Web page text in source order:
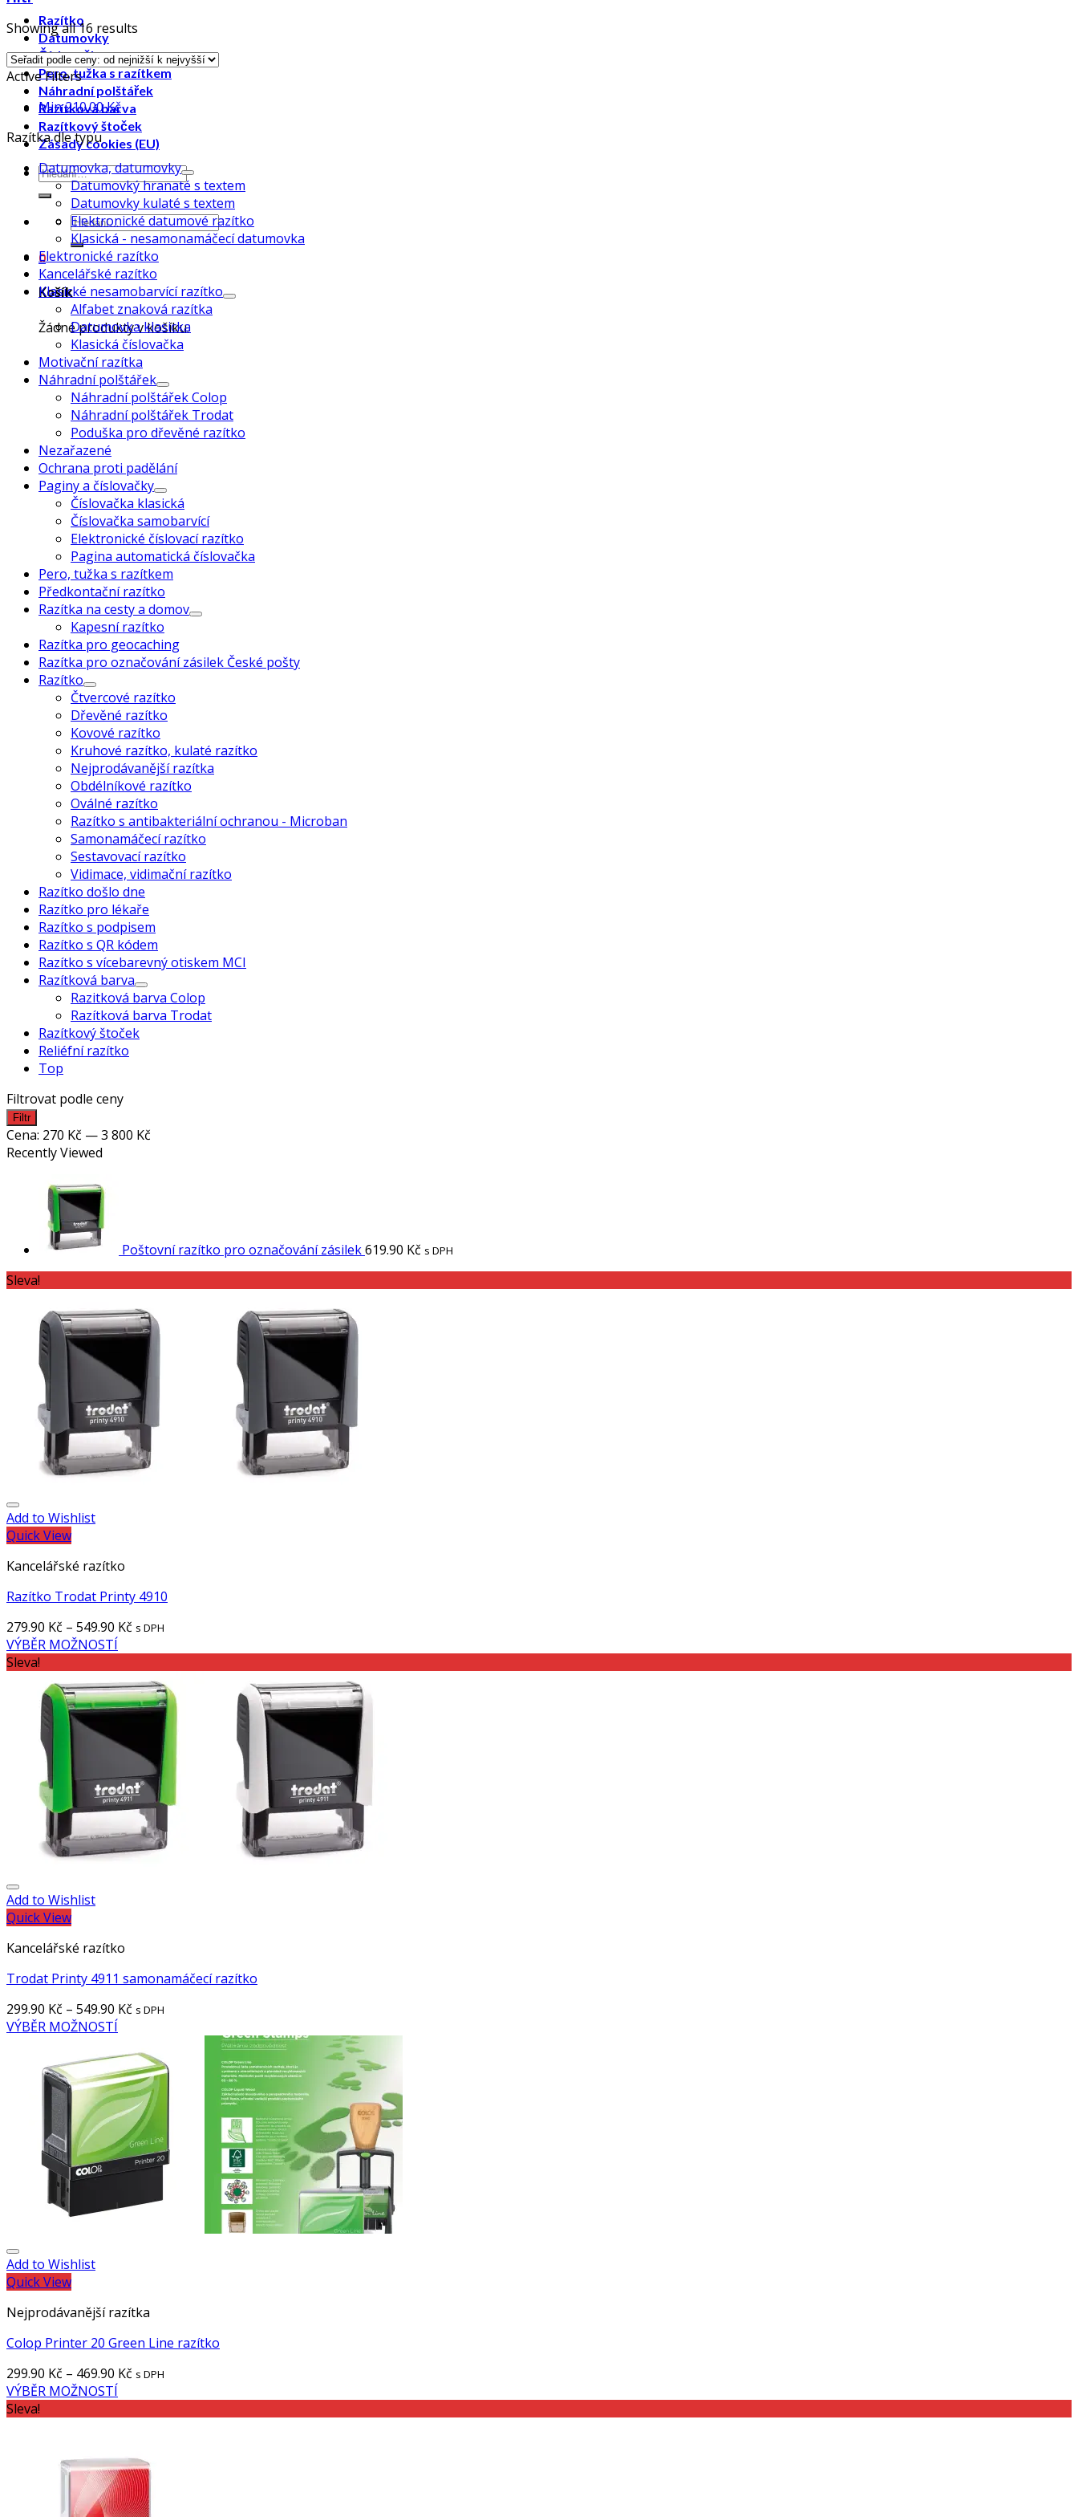
Razítko
Datumovky
Číslovačky
Pero, tužka s razítkem
Náhradní polštářek
Razítková barva
Razítkový štoček
Zásady cookies (EU)
0
Košík
Žádné produkty v košíku.
Showing all 16 results
Active Filters
Min210.00Kč
Razítka dle typu
Datumovka, datumovky
Datumovký hranaté s textem
Datumovky kulaté s textem
Elektronické datumové razítko
Klasická - nesamonamáčecí datumovka
Elektronické razítko
Kancelářské razítko
Klasické nesamobarvící razítko
Alfabet znaková razítka
Datumovka klasicka
Klasická číslovačka
Motivační razítka
Náhradní polštářek
Náhradní polštářek Colop
Náhradní polštářek Trodat
Poduška pro dřevěné razítko
Nezařazené
Ochrana proti padělání
Paginy a číslovačky
Číslovačka klasická
Číslovačka samobarvící
Elektronické číslovací razítko
Pagina automatická číslovačka
Pero, tužka s razítkem
Předkontační razítko
Razítka na cesty a domov
Kapesní razítko
Razítka pro geocaching
Razítka pro označování zásilek České pošty
Razítko
Čtvercové razítko
Dřevěné razítko
Kovové razítko
Kruhové razítko, kulaté razítko
Nejprodávanější razítka
Obdélníkové razítko
Oválné razítko
Razítko s antibakteriální ochranou - Microban
Samonamáčecí razítko
Sestavovací razítko
Vidimace, vidimační razítko
Razítko došlo dne
Razítko pro lékaře
Razítko s podpisem
Razítko s QR kódem
Razítko s vícebarevný otiskem MCI
Razítková barva
Razitková barva Colop
Razítková barva Trodat
Razítkový štoček
Reliéfní razítko
Top
Filtrovat podle ceny
Minimální
cena
Maximální
cena
Filtr
Cena: 270 Kč —3 800 Kč
Recently Viewed
Poštovní razítko pro označování zásilek619.90 Kč s DPH
Sleva!
Add to Wishlist
Quick View
Kancelářské razítko
Razítko Trodat Printy 4910
279.90 Kč – 549.90 Kč s DPH
VÝBĚR MOŽNOSTÍ
Sleva!
Add to Wishlist
Quick View
Kancelářské razítko
Trodat Printy 4911 samonamáčecí razítko
299.90 Kč – 549.90 Kč s DPH
VÝBĚR MOŽNOSTÍ
Add to Wishlist
Quick View
Nejprodávanější razítka
Colop Printer 20 Green Line razítko
299.90 Kč – 469.90 Kč s DPH
VÝBĚR MOŽNOSTÍ
Sleva!